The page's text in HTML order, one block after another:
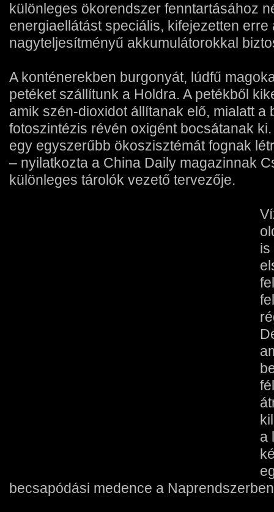
különleges ökorendszer fenntartásához
energiaellátást speciális, kifejezetten erre
nagyteljesítményű akkumulátorokkal
A konténerekben burgonyát, lúdfű
petéket szállítunk a Holdra. A petékből
amik szén-dioxidot állítanak elő, mialatt a
fotoszintézis révén oxigént bocsátanak
egy egyszerűbb ökoszisztémát fognak
– nyilatkozta a China Daily magazinnak
különleges tárolók vezető tervezője.
is
a
becsapódási medence a